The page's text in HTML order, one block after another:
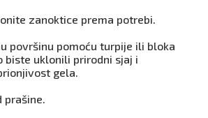
zanoktice prema potrebi.
površinu pomoću turpije ili bloka
biste uklonili prirodni sjaj i
gela.
prašine.